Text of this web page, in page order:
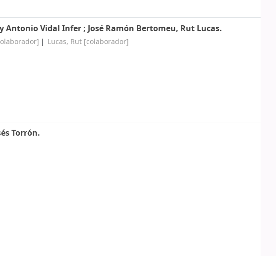
Antonio Vidal Infer ; José Ramón Bertomeu, Rut Lucas.
Lucas, Rut [colaborador]
Torrón.